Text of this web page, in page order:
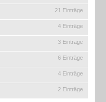
21 Einträge
4 Einträge
3 Einträge
6 Einträge
4 Einträge
2 Einträge